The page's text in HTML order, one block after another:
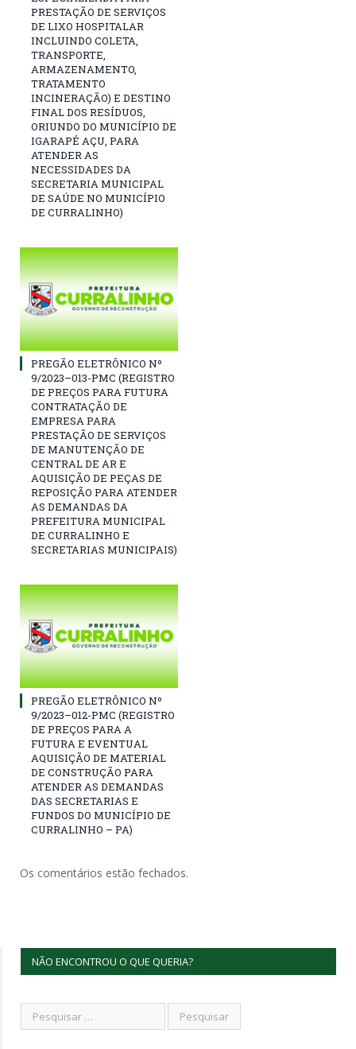
PRESTAÇÃO DE SERVIÇOS
DE LIXO HOSPITALAR
INCLUINDO COLETA,
TRANSPORTE,
ARMAZENAMENTO,
TRATAMENTO
INCINERAÇÃO) E DESTINO
FINAL DOS RESÍDUOS,
ORIUNDO DO MUNICÍPIO DE
IGARAPÉ AÇU, PARA
ATENDER AS
NECESSIDADES DA
SECRETARIA MUNICIPAL
DE SAÚDE NO MUNICÍPIO
DE CURRALINHO)
PREGÃO ELETRÔNICO Nº
9/2023–013-PMC (REGISTRO
DE PREÇOS PARA FUTURA
CONTRATAÇÃO DE
EMPRESA PARA
PRESTAÇÃO DE SERVIÇOS
DE MANUTENÇÃO DE
CENTRAL DE AR E
AQUISIÇÃO DE PEÇAS DE
REPOSIÇÃO PARA ATENDER
AS DEMANDAS DA
PREFEITURA MUNICIPAL
DE CURRALINHO E
SECRETARIAS MUNICIPAIS)
PREGÃO ELETRÔNICO Nº
9/2023–012-PMC (REGISTRO
DE PREÇOS PARA A
FUTURA E EVENTUAL
AQUISIÇÃO DE MATERIAL
DE CONSTRUÇÃO PARA
ATENDER AS DEMANDAS
DAS SECRETARIAS E
FUNDOS DO MUNICÍPIO DE
CURRALINHO – PA)
Os comentários estão fechados.
NÃO ENCONTROU O QUE QUERIA?